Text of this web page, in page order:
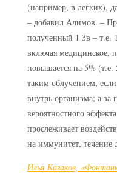
(например, в легких),
– добавил Алимов. –
полученный 1 Зв – т.е.
включая медицинское,
повышается на 5%
таким облучением,
внутрь организма; а
вероятностного
прослеживает
на иммунитет, течение
Илья Казаков,